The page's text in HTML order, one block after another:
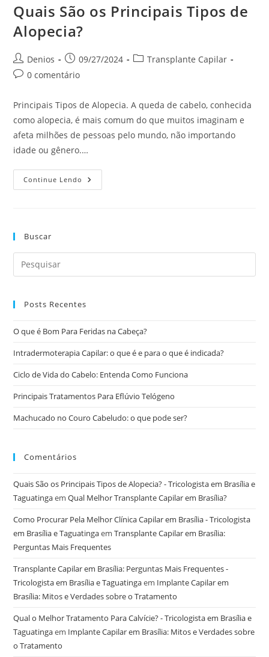
Quais São os Principais Tipos de
Alopecia?
Denios 09/27/2024
Transplante Capilar
0 comentário
Principais Tipos de Alopecia. A queda de cabelo, conhecida
como alopecia, é mais comum do que muitos imaginam e
afeta milhões de pessoas pelo mundo, não importando
idade ou gênero.…
Continue Lendo
Buscar
Posts Recentes
O que é Bom Para Feridas na Cabeça?
Intradermoterapia Capilar: o que é e para o que é indicada?
Ciclo de Vida do Cabelo: Entenda Como Funciona
Principais Tratamentos Para Eflúvio Telógeno
Machucado no Couro Cabeludo: o que pode ser?
Comentários
Quais São os Principais Tipos de Alopecia? - Tricologista em Brasília e
TaguatingaemQual Melhor Transplante Capilar em Brasília?
Como Procurar Pela Melhor Clínica Capilar em Brasília - Tricologista
em Brasília e TaguatingaemTransplante Capilar em Brasília:
Perguntas Mais Frequentes
Transplante Capilar em Brasília: Perguntas Mais Frequentes -
Tricologista em Brasília e Taguatingaem Implante Capilar em
Brasília: Mitos e Verdades sobre o Tratamento
Qual o Melhor Tratamento Para Calvície? - Tricologista em Brasília e
Taguatingaem Implante Capilar em Brasília: Mitos e Verdades sobre
o Tratamento